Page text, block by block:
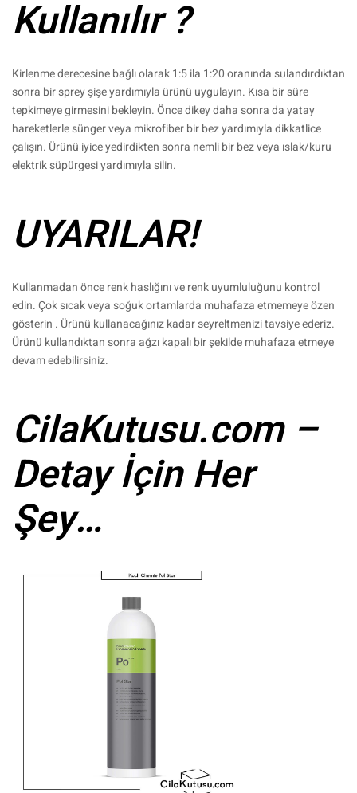
Kullanılır ?
Kirlenme derecesine bağlı olarak 1:5 ila 1:20 oranında sulandırdıktan
sonra bir sprey şişe yardımıyla ürünü uygulayın. Kısa bir süre
tepkimeye girmesini bekleyin. Önce dikey daha sonra da yatay
hareketlerle sünger veya mikrofiber bir bez yardımıyla dikkatlice
çalışın. Ürünü iyice yedirdikten sonra nemli bir bez veya ıslak/kuru
elektrik süpürgesi yardımıyla silin.
UYARILAR!
Kullanmadan önce renk haslığını ve renk uyumluluğunu kontrol
edin. Çok sıcak veya soğuk ortamlarda muhafaza etmemeye özen
gösterin . Ürünü kullanacağınız kadar seyreltmenizi tavsiye ederiz.
Ürünü kullandıktan sonra ağzı kapalı bir şekilde muhafaza etmeye
devam edebilirsiniz.
CilaKutusu.com –
Detay İçin Her
Şey…